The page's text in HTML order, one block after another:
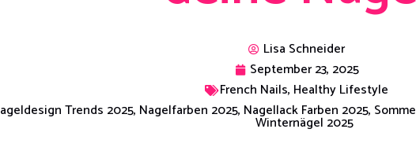
Lisa Schneider
September 23, 2025
French Nails, Healthy Lifestyle
Trends 2025, Nagelfarben 2025, Nagellack Farben 2025,
Winternägel 2025